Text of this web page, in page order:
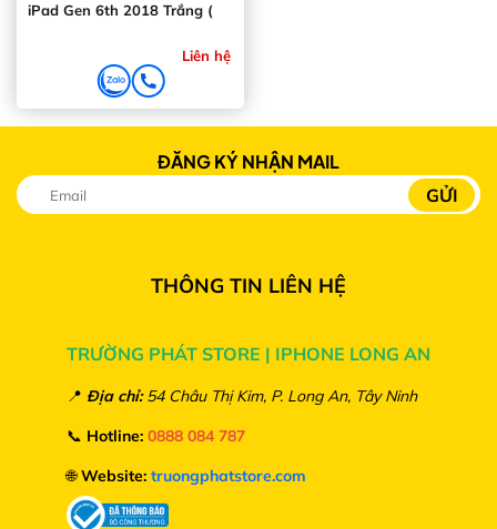
iPad Gen 6th 2018 Trắng (
Liên hệ
ĐĂNG KÝ NHẬN MAIL
THÔNG TIN LIÊN HỆ
TRƯỜNG PHÁT STORE | IPHONE LONG AN
📍 Địa chỉ:54 Châu Thị Kim, P. Long An, Tây Ninh
📞 Hotline: 0888 084 787
🌐Website: truongphatstore.com